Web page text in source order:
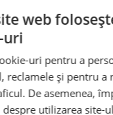
web
uri
uri pentru a
reclamele și pentru a
De asemenea,
utilizarea site-